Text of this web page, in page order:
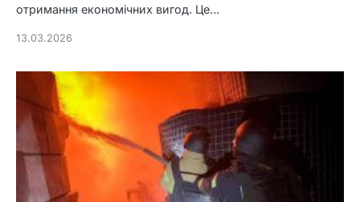
отримання економічних вигод. Це…
13.03.2026